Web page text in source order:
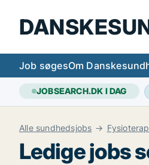
Job søgesOm
JOBSEARCH.DK I DAG
Alle sundhedsjobs
Ledige jobs